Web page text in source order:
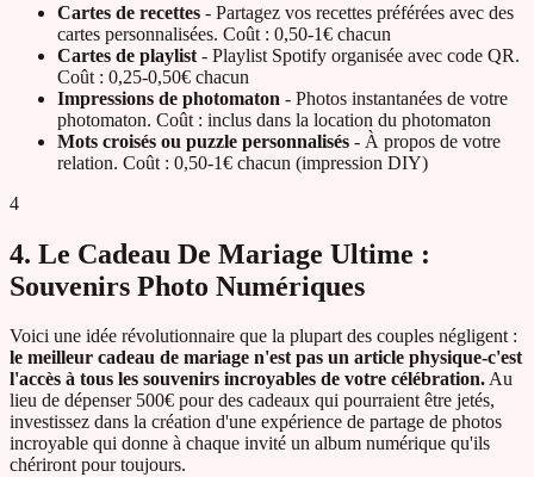
Cartes de recettes - Partagez vos recettes préférées avec des
cartes personnalisées. Coût : 0,50-1€ chacun
Cartes de playlist - Playlist Spotify organisée avec code QR.
Coût : 0,25-0,50€ chacun
Impressions de photomaton - Photos instantanées de votre
photomaton. Coût : inclus dans la location du photomaton
Mots croisés ou puzzle personnalisés - À propos de votre
relation. Coût : 0,50-1€ chacun (impression DIY)
4
4. Le Cadeau De Mariage Ultime :
Souvenirs Photo Numériques
Voici une idée révolutionnaire que la plupart des couples négligent :
le meilleur cadeau de mariage n'est pas un article physique-c'est
l'accès à tous les souvenirs incroyables de votre célébration.Au
lieu de dépenser 500€ pour des cadeaux qui pourraient être jetés,
investissez dans la création d'une expérience de partage de photos
incroyable qui donne à chaque invité un album numérique qu'ils
chériront pour toujours.